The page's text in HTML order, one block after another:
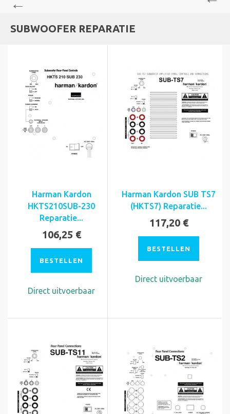
SUBWOOFER REPARATIE
Harman Kardon
HKTS210SUB-230
Reparatie...
106,25 €
BESTELLEN
Direct uitvoerbaar
Harman Kardon SUB TS7
(HKTS7) Reparatie...
117,20 €
BESTELLEN
Direct uitvoerbaar